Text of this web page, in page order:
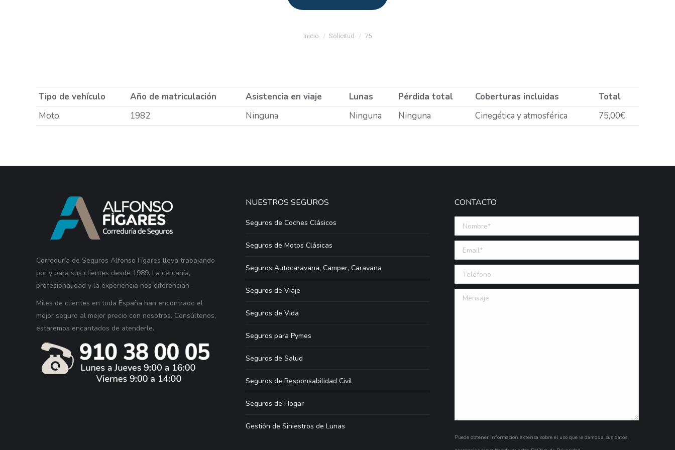
Estás aquí:
Inicio Solicitud 75
Tipo de vehículo Año de matriculación Asistencia en viaje Lunas Pérdida total Coberturas incluidas
Total
Moto
1982 Ninguna Ninguna Ninguna Cinegética y atmosférica 75,00€
Correduría de Seguros Alfonso Fígares lleva trabajando
por y para sus clientes desde 1989. La cercanía,
profesionalidad y la experiencia nos diferencian.
Miles de clientes en toda España han encontrado el
mejor seguro al mejor precio con nosotros. Consúltenos,
estaremos encantados de atenderle.
NUESTROS SEGUROS
Seguros de Coches Clásicos
Seguros de Motos Clásicas
Seguros Autocaravana, Camper, Caravana
Seguros de Viaje
Seguros de Vida
Seguros para Pymes
Seguros de Salud
Seguros de Responsabilidad Civil
Seguros de Hogar
Gestión de Siniestros de Lunas
CONTACTO
Nombre *
Email (requerido)
Teléfono
Mensaje
Puede obtener información extensa sobre el uso que le damos a sus datos